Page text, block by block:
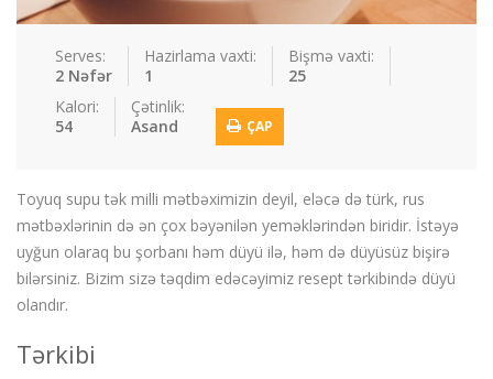
Giriş / Qeydiyat
Serves:
2 Nəfər
Hazirlama vaxti:
1
Bişmə vaxti:
25
Kalori:
54
Çətinlik:
Asand
ÇAP
Toyuq supu tək milli mətbəximizin deyil, eləcə də türk, rus
mətbəxlərinin də ən çox bəyənilən yeməklərindən biridir. İstəyə
uyğun olaraq bu şorbanı həm düyü ilə, həm də düyüsüz bişirə
bilərsiniz. Bizim sizə təqdim edəcəyimiz resept tərkibində düyü
olandır.
Tərkibi